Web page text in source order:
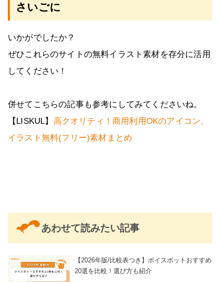
さいごに
いかがでしたか？
ぜひこれらのサイトの無料イラスト素材を存分に活用
してください！
併せてこちらの記事も参考にしてみてくださいね。
【LISKUL】 高クオリティ！商用利用OKのアイコン、
イラスト無料(フリー)素材まとめ
あわせて読みたい記事
【2026年版/比較表つき】ボイスボットおすすめ
20選を比較！選び方も紹介